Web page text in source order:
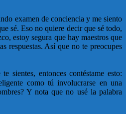
examen de conciencia y me siento
sé. Eso no quiere decir que sé todo,
estoy segura que hay maestros que
respuestas. Así que no te preocupes
sientes, entonces contéstame esto:
como tú involucrarse en una
Y nota que no usé la palabra